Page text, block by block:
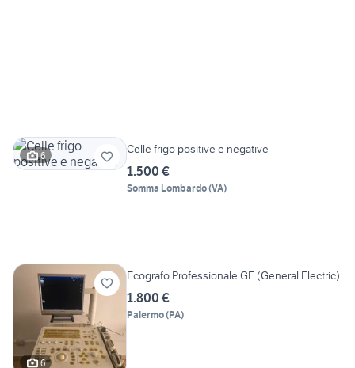
6 Celle frigo positive e negative
1.500 €
Somma Lombardo(VA)
6
Ecografo Professionale GE (General Electric)
1.800 €
Palermo(PA)